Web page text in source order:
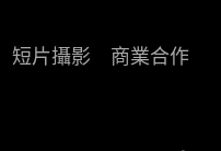
短片攝影 商業合作